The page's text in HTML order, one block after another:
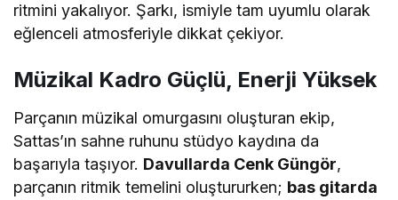
ritmini yakalıyor. Şarkı, ismiyle tam uyumlu olarak
eğlenceli atmosferiyle dikkat çekiyor.
Müzikal Kadro Güçlü, Enerji Yüksek
Parçanın müzikal omurgasını oluşturan ekip,
Sattas’ın sahne ruhunu stüdyo kaydına da
başarıyla taşıyor. Davullarda Cenk Güngör,
parçanın ritmik temelini oluştururken; bas gitarda